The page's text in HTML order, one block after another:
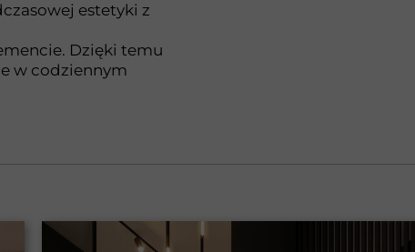
estetyki z
Dzięki temu
w codziennym